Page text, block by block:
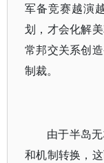
军备竞赛越演
划，才会化解
常邦交关系创
制裁。
由于半岛
和机制转换，